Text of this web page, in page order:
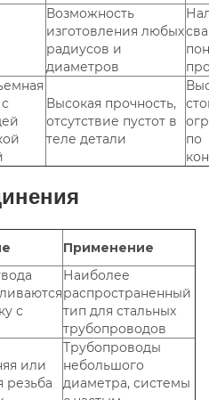
Возможность
изготовления любых
радиусов и
диаметров
Высокая прочность,
отсутствие пустот в
теле детали
по
Применение
с
Наиболее
распространенный
тип для стальных
трубопроводов
или
резьба
Трубопроводы
небольшого
диаметра, системы